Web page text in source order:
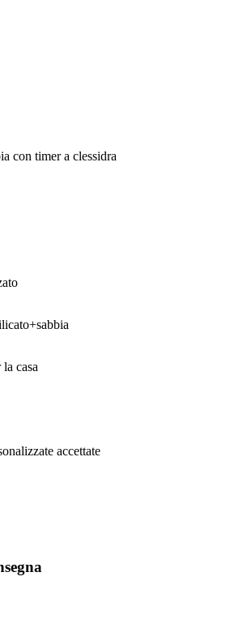
con timer a clessidra
casa
accettate